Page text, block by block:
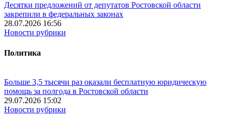
Десятки предложений от депутатов Ростовской области
закрепили в федеральных законах
28.07.2026 16:56
Новости рубрики
Политика
Больше 3,5 тысячи раз оказали бесплатную юридическую
помощь за полгода в Ростовской области
29.07.2026 15:02
Новости рубрики